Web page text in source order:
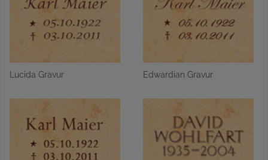
Lucida Gravur Edwardian Gravur